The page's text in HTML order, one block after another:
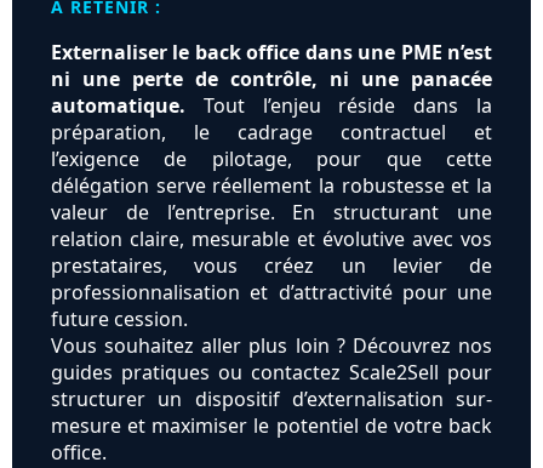
À RETENIR :
Externaliser le back office dans une PME n’est
ni une perte de contrôle, ni une panacée
automatique. Tout l’enjeu réside dans la
préparation, le cadrage contractuel et
l’exigence de pilotage, pour que cette
délégation serve réellement la robustesse et la
valeur de l’entreprise. En structurant une
relation claire, mesurable et évolutive avec vos
prestataires, vous créez un levier de
professionnalisation et d’attractivité pour une
future cession.
Vous souhaitez aller plus loin ? Découvrez nos
guides pratiques ou contactez Scale2Sell pour
structurer un dispositif d’externalisation sur-
mesure et maximiser le potentiel de votre back
office.